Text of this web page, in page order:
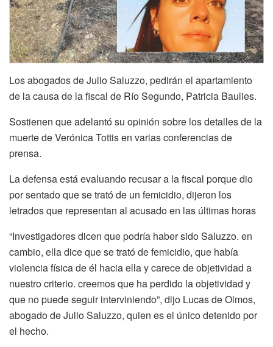
Los abogados de Julio Saluzzo, pedirán el apartamiento
de la causa de la fiscal de Río Segundo, Patricia Baulies.
Sostienen que adelantó su opinión sobre los detalles de la
muerte de Verónica Tottis en varias conferencias de
prensa.
La defensa está evaluando recusar a la fiscal porque dio
por sentado que se trató de un femicidio, dijeron los
letrados que representan al acusado en las últimas horas
“Investigadores dicen que podría haber sido Saluzzo. en
cambio, ella dice que se trató de femicidio, que había
violencia física de él hacia ella y carece de objetividad a
nuestro criterio. creemos que ha perdido la objetividad y
que no puede seguir interviniendo”, dijo Lucas de Olmos,
abogado de Julio Saluzzo, quien es el único detenido por
el hecho.